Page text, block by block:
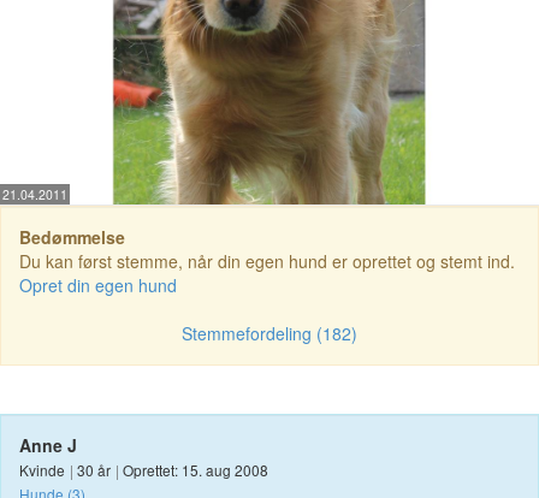
21.04.2011
Bedømmelse
Du kan først stemme, når din egen hund er oprettet og stemt ind.
Opret din egen hund
Stemmefordeling (182)
Anne J
Kvinde | 30 år | Oprettet: 15. aug 2008
Hunde (3)